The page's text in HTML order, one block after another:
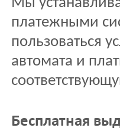
Мы
платежными
пользоваться
автомата и
Бесплатная